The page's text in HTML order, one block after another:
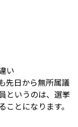
い
先日から無所属議
というのは、選挙
とになります。